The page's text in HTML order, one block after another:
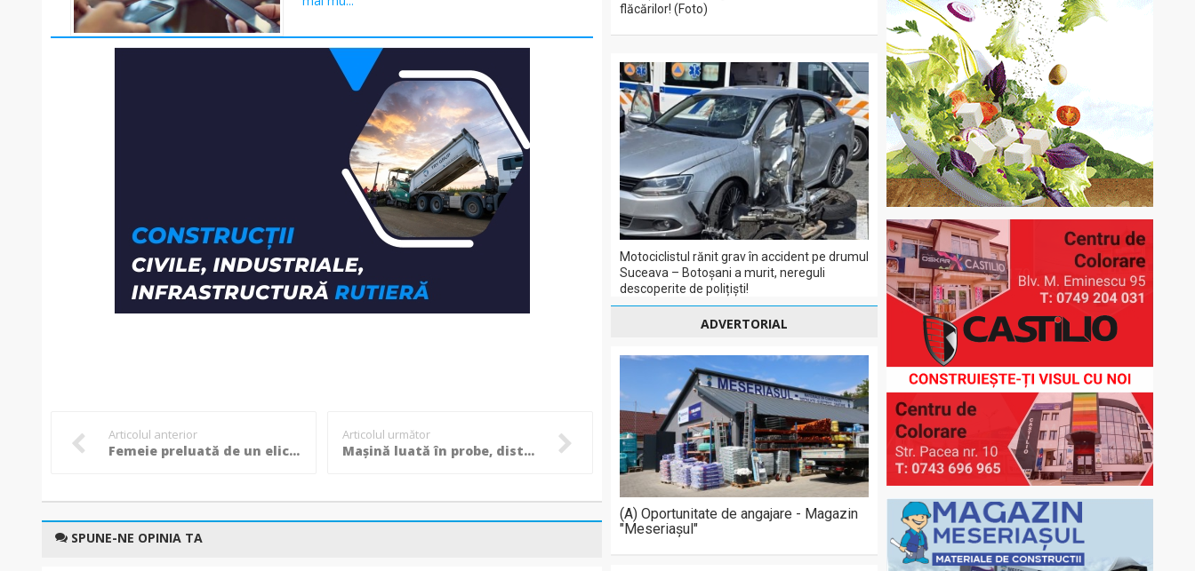
Articolul anterior
Femeie preluată de un elicopter SMURD în stare critică
Articolul următor
Mașină luată în probe, distrusă într-un accident. Trei persoane au ajuns la spital
SPUNE-NE OPINIA TA
flăcărilor! (Foto)
Motociclistul rănit grav în accident pe drumul
Suceava – Botoșani a murit, nereguli
descoperite de polițiști!
ADVERTORIAL
(A) Oportunitate de angajare - Magazin
"Meseriașul"